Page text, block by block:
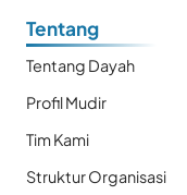
Tentang
Tentang Dayah
Profil Mudir
Tim Kami
Struktur Organisasi